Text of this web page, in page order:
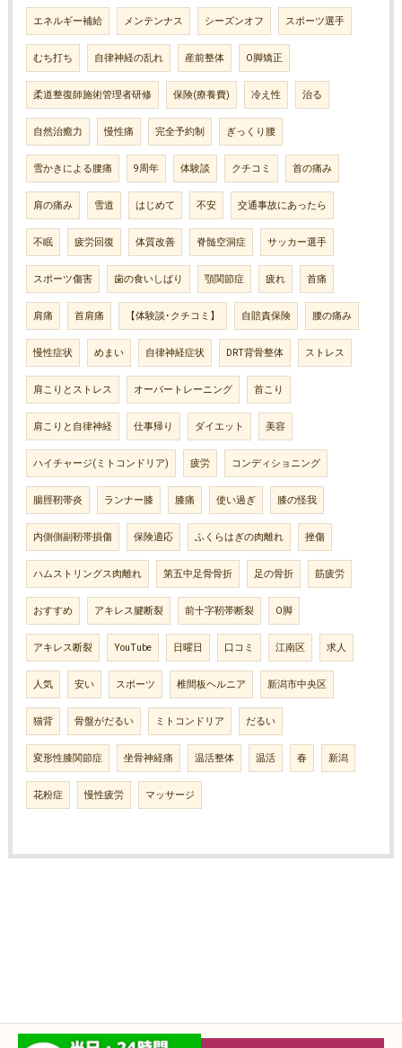
エネルギー補給 メンテンナス シーズンオフ スポーツ選手
むち打ち 自律神経の乱れ 産前整体 O脚矯正
柔道整復師施術管理者研修 保険(療養費) 冷え性 治る
自然治癒力 慢性痛 完全予約制 ぎっくり腰
雪かきによる腰痛 9周年 体験談 クチコミ 首の痛み
肩の痛み 雪道 はじめて 不安 交通事故にあったら
不眠 疲労回復 体質改善 脊髄空洞症 サッカー選手
スポーツ傷害 歯の食いしばり 顎関節症 疲れ 首痛
肩痛 首肩痛 【体験談･クチコミ】 自賠責保険 腰の痛み
慢性症状 めまい 自律神経症状 DRT背骨整体 ストレス
肩こりとストレス オーバートレーニング 首こり
肩こりと自律神経 仕事帰り ダイエット 美容
ハイチャージ(ミトコンドリア) 疲労 コンディショニング
腸脛靭帯炎 ランナー膝 膝痛 使い過ぎ 膝の怪我
内側側副靭帯損傷 保険適応 ふくらはぎの肉離れ 挫傷
ハムストリングス肉離れ 第五中足骨骨折 足の骨折 筋疲労
おすすめ アキレス腱断裂 前十字靭帯断裂 O脚
アキレス断裂 YouTube 日曜日 口コミ 江南区 求人
人気 安い スポーツ 椎間板ヘルニア 新潟市中央区
猫背 骨盤がだるい ミトコンドリア だるい
変形性膝関節症 坐骨神経痛 温活整体 温活 春 新潟
花粉症 慢性疲労 マッサージ